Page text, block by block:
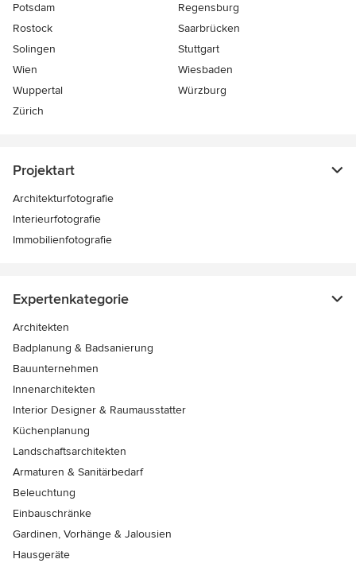
Potsdam
Regensburg
Rostock
Saarbrücken
Solingen
Stuttgart
Wien
Wiesbaden
Wuppertal
Würzburg
Zürich
Projektart
Architekturfotografie
Interieurfotografie
Immobilienfotografie
Expertenkategorie
Architekten
Badplanung & Badsanierung
Bauunternehmen
Innenarchitekten
Interior Designer & Raumausstatter
Küchenplanung
Landschaftsarchitekten
Armaturen & Sanitärbedarf
Beleuchtung
Einbauschränke
Gardinen, Vorhänge & Jalousien
Hausgeräte